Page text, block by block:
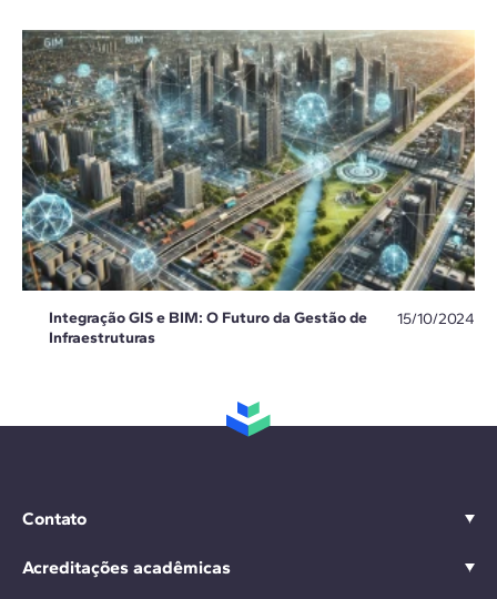
Integração GIS e BIM: O Futuro da Gestão de
Infraestruturas
15/10/2024
Contato
Acreditações acadêmicas